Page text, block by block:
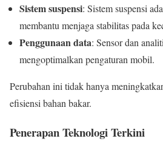
Sistem suspensi: Sistem suspensi
membantu menjaga stabilitas pada
Penggunaan data: Sensor dan
mengoptimalkan pengaturan mobil.
Perubahan ini tidak hanya
efisiensi bahan bakar.
Penerapan Teknologi Terkini